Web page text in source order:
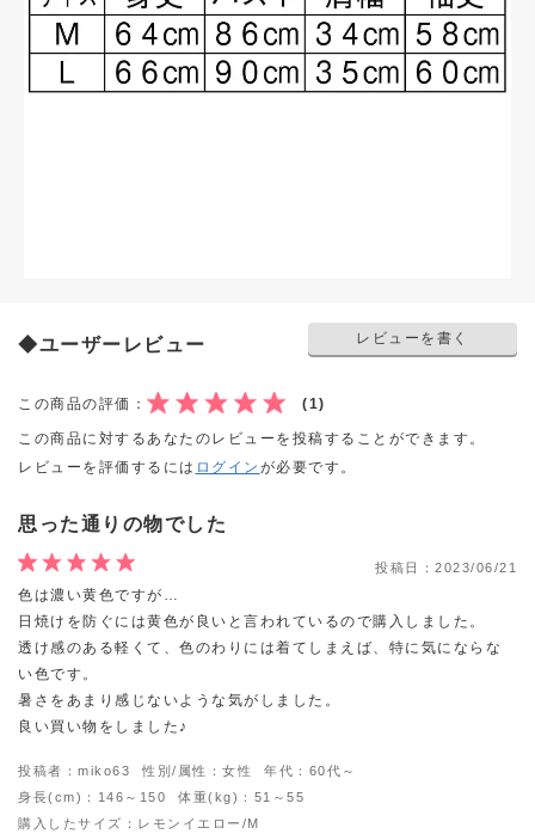
◆ユーザーレビュー レビューを書く
この商品の評価： (1)
この商品に対するあなたのレビューを投稿することができます。
レビューを評価するには ログイン が必要です。
思った通りの物でした
投稿日： 2023/06/21
色は濃い黄色ですが…
日焼けを防ぐには黄色が良いと言われているので購入しました。
透け感のある軽くて、色のわりには着てしまえば、特に気にならな
い色です。
暑さをあまり感じないような気がしました。
良い買い物をしました♪
投稿者：miko63 性別/属性：女性
年代：60代～
身長(cm)：146～150
体重(kg)：51～55
購入したサイズ：レモンイエロー/M